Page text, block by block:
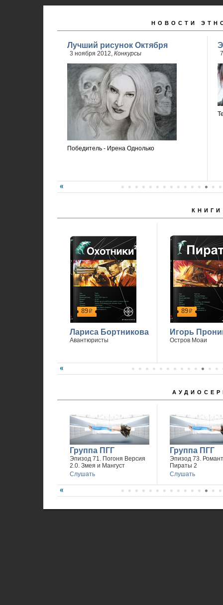
НОВОСТИ
Лучший рисунок Октября
3 ноября 2012, Конкурсы
Победитель - Ирена Однолько
КНИГИ
89р
Лариса Бортникова
Авантюристы
89р
Игорь
Остров Моаи
Группа ПГГ
Эпизод 71. Погоня Версия
2.0. Змея и Мангуст
Слушать
Группа ПГГ
Эпизод 73.
Пираты 2
Слушать